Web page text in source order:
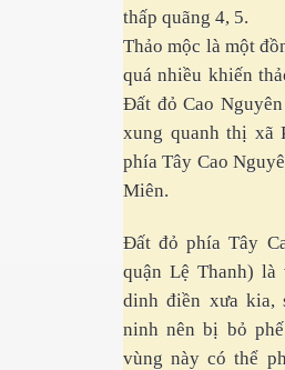
thấp quãng 4, 5.
Thảo mộc là một
quá nhiều khiến
Đất đỏ Cao
xung quanh thị xã
phía Tây Cao
Miên.
Đất đỏ phía Tây
quận Lệ Thanh)
dinh điền xưa kia,
ninh nên bị bỏ
vùng này có thể